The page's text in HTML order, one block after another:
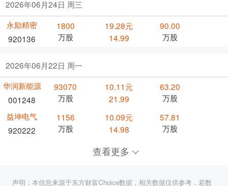
2026年06月24日 周三
永励精密
920136
1800
万股
19.28元
14.99
90.00
万股
2026年06月22日 周一
华润新能源
001248
93070
万股
10.11元
21.99
63.20
万股
益坤电气
920222
1156
万股
10.09元
14.98
57.81
万股
查看更多
声明：本信息来源于东方财富Choice数据，相关数据仅供参考，若数